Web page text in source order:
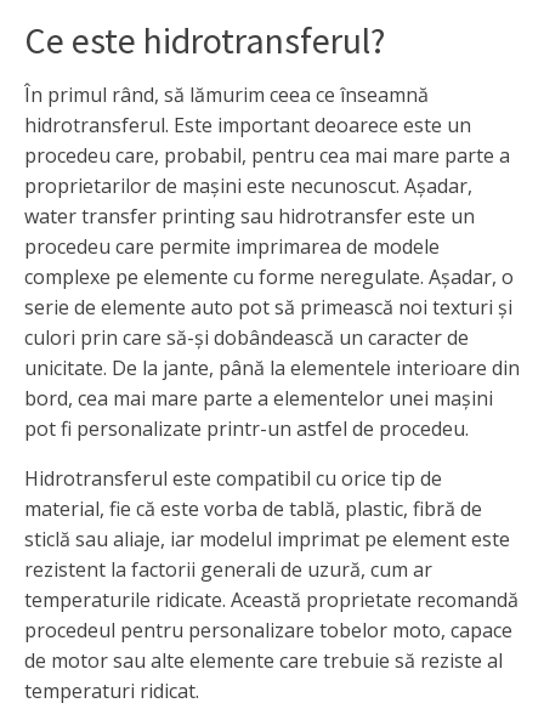
Ce este hidrotransferul?
În primul rând, să lămurim ceea ce înseamnă
hidrotransferul. Este important deoarece este un
procedeu care, probabil, pentru cea mai mare parte a
proprietarilor de mașini este necunoscut. Așadar,
water transfer printing sau hidrotransfer este un
procedeu care permite imprimarea de modele
complexe pe elemente cu forme neregulate. Așadar, o
serie de elemente auto pot să primească noi texturi și
culori prin care să-și dobândească un caracter de
unicitate. De la jante, până la elementele interioare din
bord, cea mai mare parte a elementelor unei mașini
pot fi personalizate printr-un astfel de procedeu.
Hidrotransferul este compatibil cu orice tip de
material, fie că este vorba de tablă, plastic, fibră de
sticlă sau aliaje, iar modelul imprimat pe element este
rezistent la factorii generali de uzură, cum ar
temperaturile ridicate. Această proprietate recomandă
procedeul pentru personalizare tobelor moto, capace
de motor sau alte elemente care trebuie să reziste al
temperaturi ridicat.